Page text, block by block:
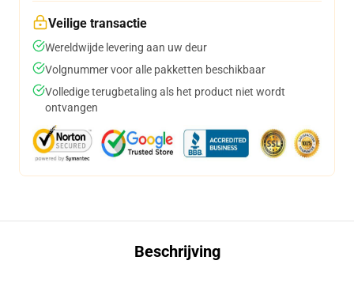
Veilige transactie
Wereldwijde levering aan uw deur
Volgnummer voor alle pakketten beschikbaar
Volledige terugbetaling als het product niet wordt
ontvangen
Beschrijving